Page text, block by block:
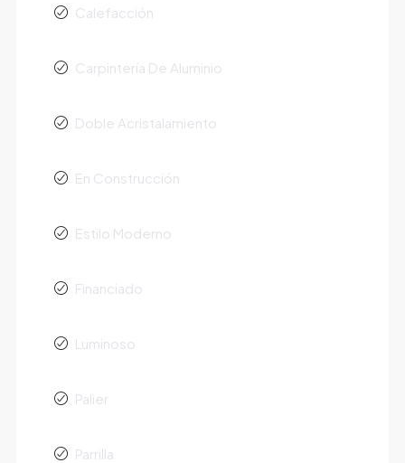
Calefacción
Carpintería De Aluminio
Doble Acristalamiento
En Construcción
Estilo Moderno
Financiado
Luminoso
Palier
Parrilla